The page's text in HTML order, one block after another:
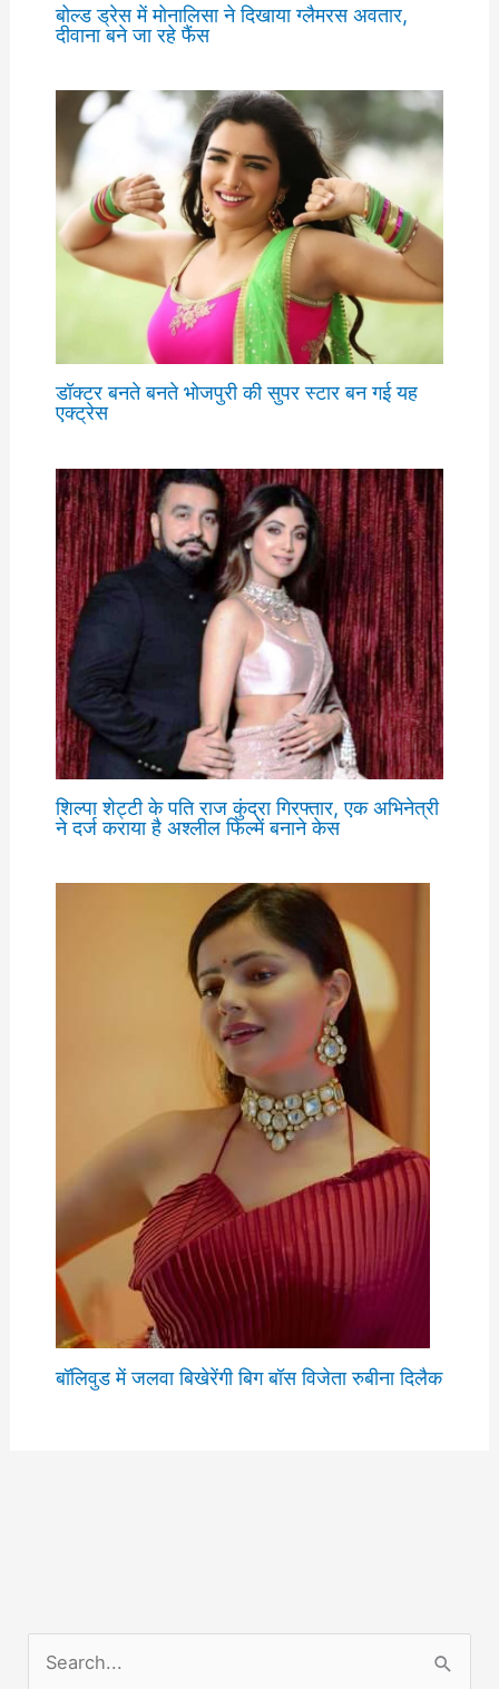
बोल्ड ड्रेस में मोनालिसा ने दिखाया ग्लैमरस अवतार,
दीवाना बने जा रहे फैंस
डॉक्टर बनते बनते भोजपुरी की सुपर स्टार बन गई यह
एक्ट्रेस
शिल्पा शेट्टी के पति राज कुंद्रा गिरफ्तार, एक अभिनेत्री
ने दर्ज कराया है अश्लील फिल्में बनाने केस
बॉलिवुड में जलवा बिखेरेंगी बिग बॉस विजेता रुबीना दिलैक